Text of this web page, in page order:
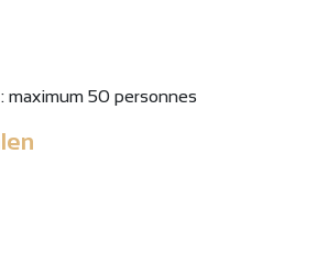
maximum 50 personnes